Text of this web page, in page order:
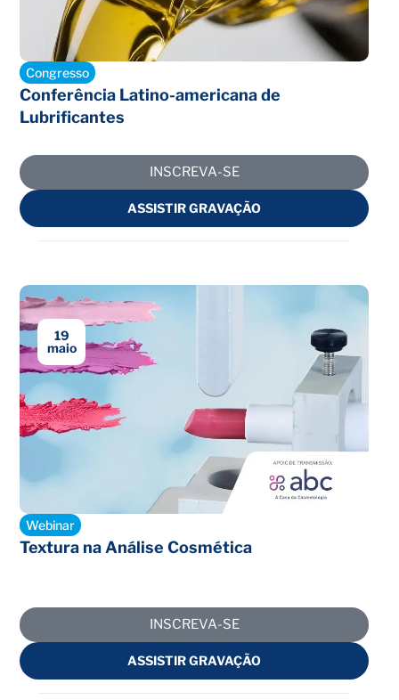
Congresso
Conferência Latino-americana de
Lubrificantes
INSCREVA-SE
ASSISTIR GRAVAÇÃO
19
maio
Webinar
Textura na Análise Cosmética
INSCREVA-SE
ASSISTIR GRAVAÇÃO